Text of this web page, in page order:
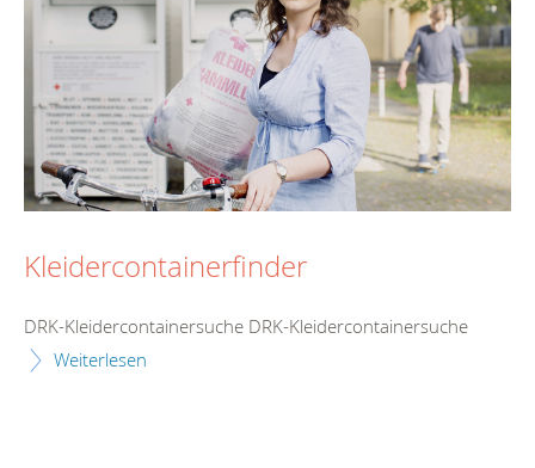
Kleidercontainerfinder
DRK-Kleidercontainersuche DRK-Kleidercontainersuche
Weiterlesen